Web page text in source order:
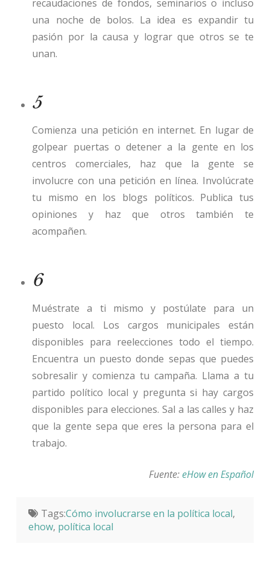
recaudaciones de fondos, seminarios o incluso
una noche de bolos. La idea es expandir tu
pasión por la causa y lograr que otros se te
unan.
5
Comienza una petición en internet. En lugar de
golpear puertas o detener a la gente en los
centros comerciales, haz que la gente se
involucre con una petición en línea. Involúcrate
tu mismo en los blogs políticos. Publica tus
opiniones y haz que otros también te
acompañen.
6
Muéstrate a ti mismo y postúlate para un
puesto local. Los cargos municipales están
disponibles para reelecciones todo el tiempo.
Encuentra un puesto donde sepas que puedes
sobresalir y comienza tu campaña. Llama a tu
partido político local y pregunta si hay cargos
disponibles para elecciones. Sal a las calles y haz
que la gente sepa que eres la persona para el
trabajo.
Fuente:eHow en Español
Tags:Cómo involucrarse en la política local,
ehow, política local